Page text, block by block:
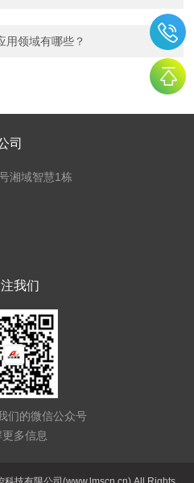
用领域有哪些？
司
湘域智慧1栋
我们
们的微信公众号
更多信息